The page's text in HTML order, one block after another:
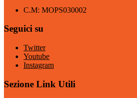
C.M: MOPS030002
Seguici su
Twitter
Youtube
Instagram
Sezione Link Utili